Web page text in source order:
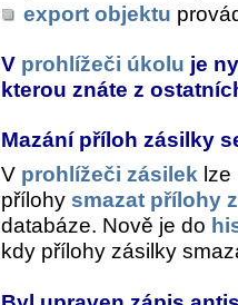
export objektu
V prohlížeči úkolu je
kterou znáte z
Mazání příloh zásilky
V prohlížeči zásilek
přílohy smazat přílohy
databáze. Nově je do
kdy přílohy zásilky